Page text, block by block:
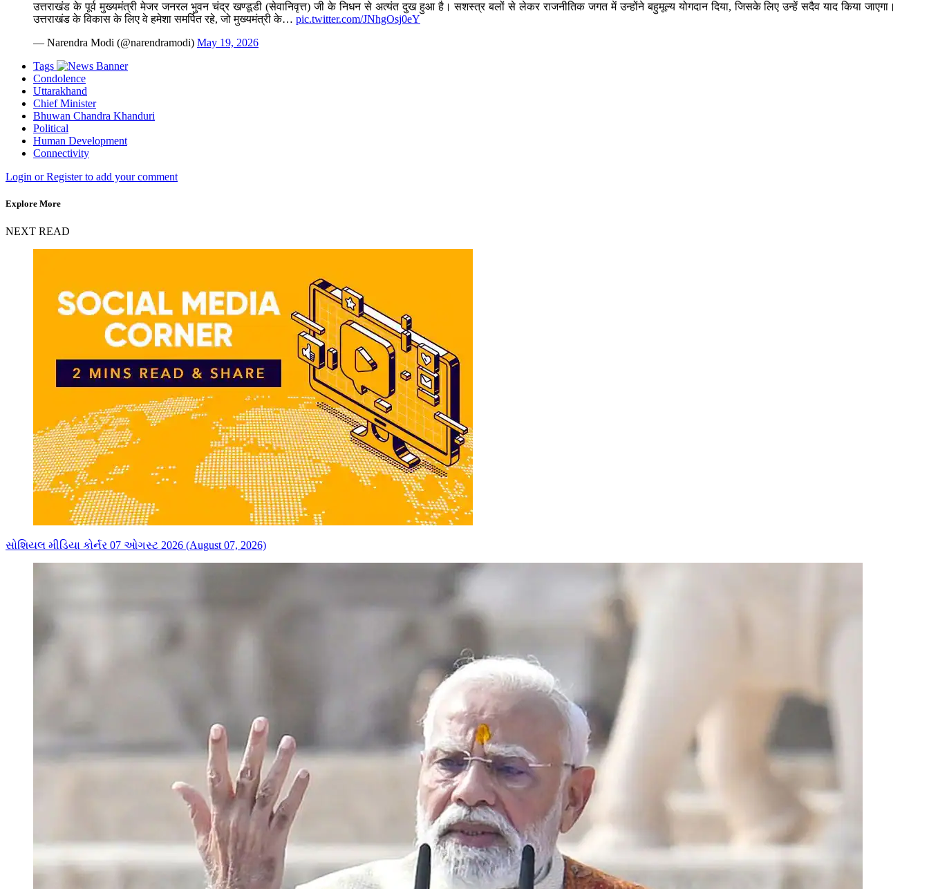
उत्तराखंड के पूर्व मुख्यमंत्री मेजर जनरल भुवन चंद्र खण्डूडी (सेवानिवृत्त) जी के निधन से अत्यंत दुख हुआ है। सशस्त्र बलों से लेकर राजनीतिक जगत में उन्होंने बहुमूल्य योगदान दिया, जिसके लिए उन्हें सदैव याद किया जाएगा।
उत्तराखंड के विकास के लिए वे हमेशा समर्पित रहे, जो मुख्यमंत्री के… pic.twitter.com/JNhgOsj0eY
— Narendra Modi (@narendramodi) May 19, 2026
Tags
Condolence
Uttarakhand
Chief Minister
Bhuwan Chandra Khanduri
Political
Human Development
Connectivity
Login or Register to add your comment
Explore More
NEXT READ
સોશિયલ મીડિયા કોર્નર 07 ઓગસ્ટ 2026 (August 07, 2026)